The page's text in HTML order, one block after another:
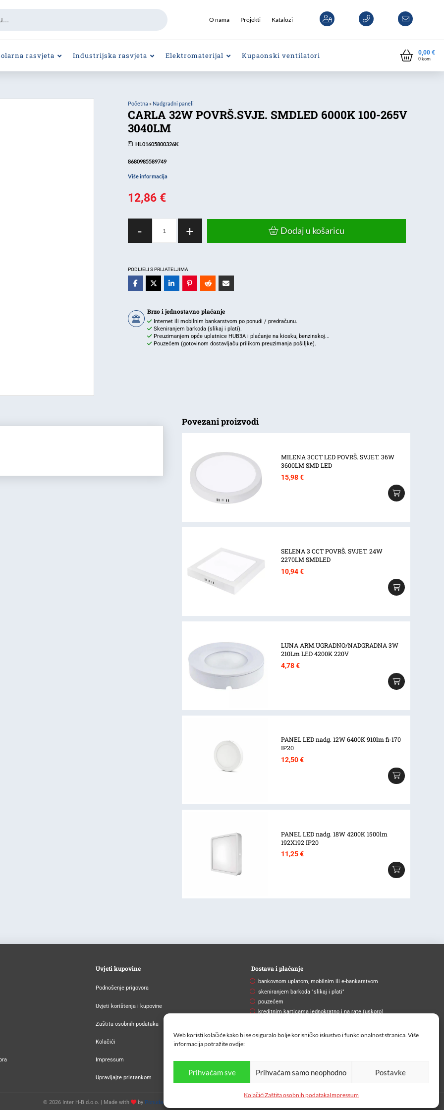
Web koristi kolačiće kako bi se osiguralo bolje korisničko iskustvo i funkcionalnost stranica. Više
informacija potražiteovdje:
Prihvaćam sve Prihvaćam samo neophodno Postavke
KolačićiZaštita osobnih podatakaImpressum
O nama Projekti Katalozi
rasvjeta Industrijska rasvjeta Elektromaterijal Kupaonski ventilatori 0,00 €
0kom
Početna » Nadgradni paneli
CARLA 32W POVRŠ.SVJE. SMDLED 6000K 100-265V
3040LM
HL01605800326K
8680985589749
Više informacija
12,86 €
-
32W
6000K
100-
265V
količina
+ Dodaj u košaricu
PODIJELI S PRIJATELJIMA
Brzo i jednostavno plaćanje
Internet ili mobilnim bankarstvom po ponudi / predračunu.
Skeniranjem barkoda (slikaj i plati).
Preuzimanjem opće uplatnice HUB3A i plaćanje na kiosku, benzinskoj...
Pouzećem (gotovinom dostavljaču prilikom preuzimanja pošiljke).
Povezani proizvodi
MILENA 3CCT LED POVRŠ. SVJET. 36W
3600LM SMD LED
15,98€
SELENA 3 CCT POVRŠ. SVJET. 24W
2270LM SMDLED
10,94€
LUNA ARM.UGRADNO/NADGRADNA 3W
210Lm LED 4200K 220V
4,78€
PANEL LED nadg. 12W 6400K 910lm fi-170
IP20
12,50€
PANEL LED nadg. 18W 4200K 1500lm
192X192 IP20
11,25€
Uvjeti kupovine
Podnošenje prigovora
Uvjeti korištenja i kupovine
Zaštita osobnih podataka
Kolačići
Impressum
Upravljajte pristankom
Dostava i plaćanje
bankovnom uplatom, mobilnim ili e-bankarstvom
skeniranjem barkoda "slikaj i plati"
pouzećem
kreditnim karticama jednokratno i na rate (uskoro)
Na vašu adresu ili na paketomat.
© 2026 Inter H-B d.o.o. | Made with by Ponuda za pet